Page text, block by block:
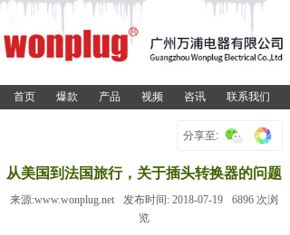
首页 爆款 产品 视频 咨讯 联系我们
分享至:
从美国到法国旅行，关于插头转换器的问题
来源:www.wonplug.net 发布时间: 2018-07-19 6896 次浏
览